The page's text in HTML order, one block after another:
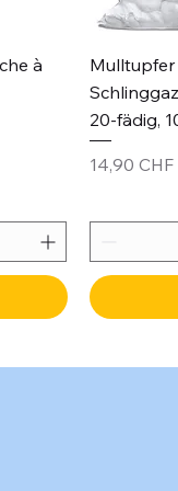
à
Mulltupfer
20-fädig,
Prix
14,90 CHF